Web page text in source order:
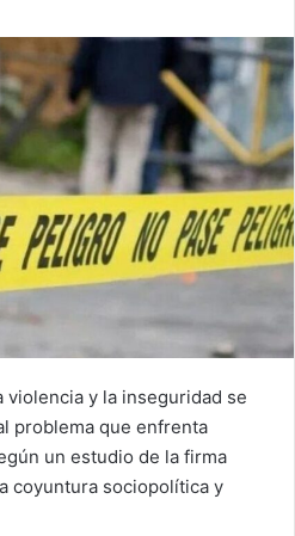
violencia y la inseguridad se
problema que enfrenta
un estudio de la firma
coyuntura sociopolítica y